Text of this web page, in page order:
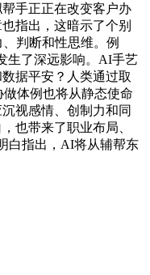
手正正在改变客户办
指出，这暗示了个别
判断和性思维。例
生了深远影响。AI手艺
据平安？人类通过取
体例也将从静态使命
视感情、创制力和同
也带来了职业布局、
白指出，AI将从辅帮东